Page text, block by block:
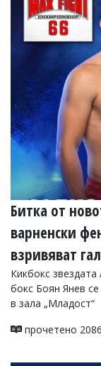
Битка от
варненски
взривяват
Кикбокс
бокс Боян Янев
в зала „Младост“
прочетено